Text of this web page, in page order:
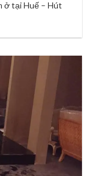
ở tại Huế – Hút